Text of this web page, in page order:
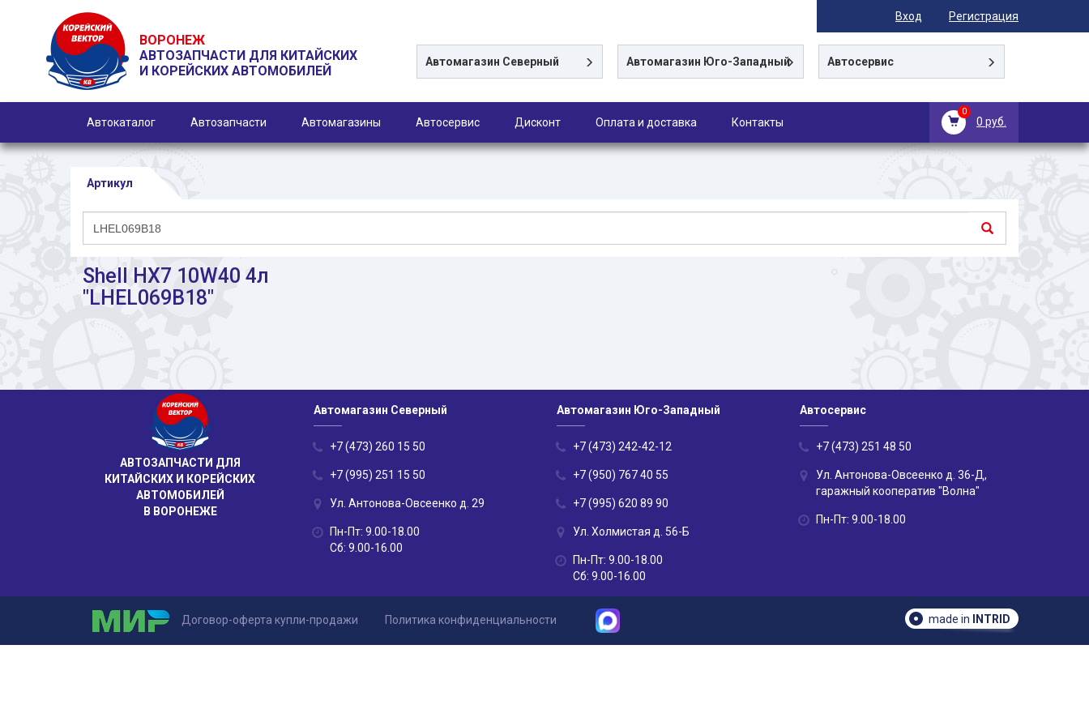
Вход Регистрация
ВОРОНЕЖ
АВТОЗАПЧАСТИ ДЛЯ КИТАЙСКИХ
И КОРЕЙСКИХ АВТОМОБИЛЕЙ
Автомагазин Северный Автомагазин Юго-Западный Автосервис
0
0 руб.
Автокаталог Автозапчасти Автомагазины Автосервис Дисконт Оплата и доставка Контакты
Артикул
Shell HX7 10W40 4л
"LHEL069B18"
АВТОЗАПЧАСТИ ДЛЯ
КИТАЙСКИХ И КОРЕЙСКИХ
АВТОМОБИЛЕЙ
В ВОРОНЕЖЕ
Автомагазин Северный
+7 (473) 260 15 50
+7 (995) 251 15 50
Ул. Антонова-Овсеенко д. 29
Пн-Пт: 9.00-18.00
Сб: 9.00-16.00
Автомагазин Юго-Западный
+7 (473) 242-42-12
+7 (950) 767 40 55
+7 (995) 620 89 90
Ул. Холмистая д. 56-Б
Пн-Пт: 9.00-18.00
Сб: 9.00-16.00
Автосервис
+7 (473) 251 48 50
Ул. Антонова-Овсеенко д. 36-Д,
гаражный кооператив "Волна"
Пн-Пт: 9.00-18.00
Договор-оферта купли-продажи Политика конфиденциальности made in INTRID